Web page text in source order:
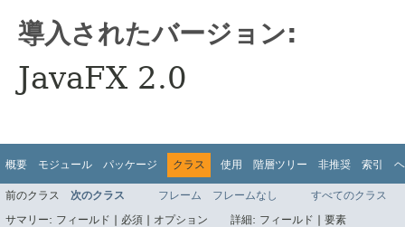
導入されたバージョン:
JavaFX 2.0
概要 モジュール パッケージ クラス 使用 階層ツリー 非推奨 索引
前のクラス 次のクラス フレーム フレームなし
すべてのクラス
サマリー: フィールド | 必須 | オプション 詳細: フィールド | 要素